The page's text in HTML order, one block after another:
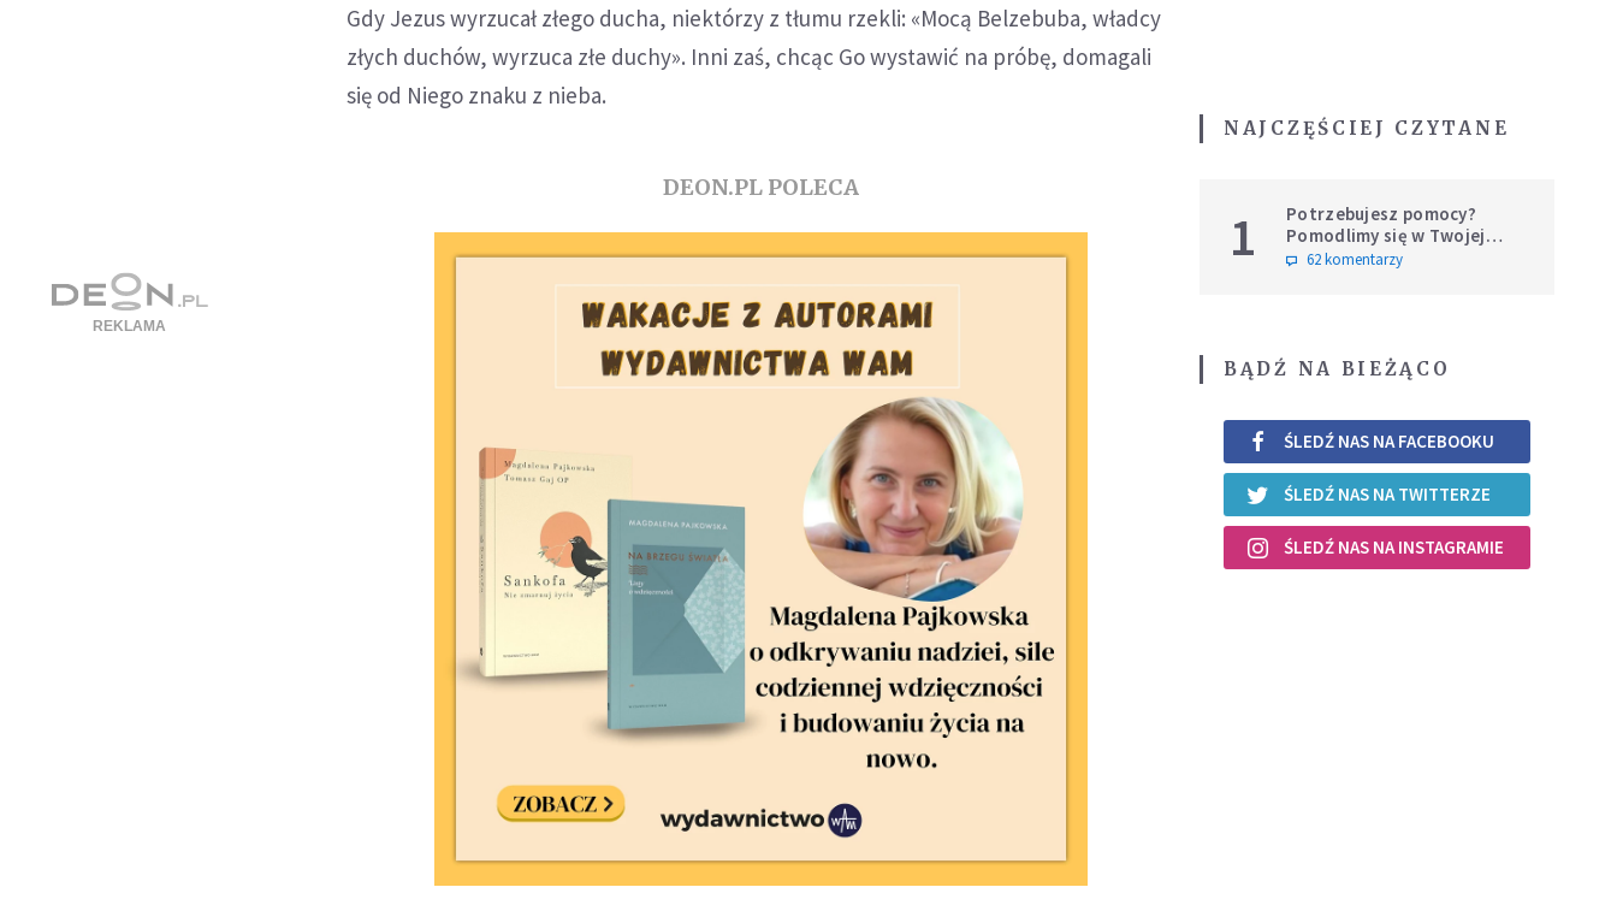
Gdy Jezus wyrzucał złego ducha, niektórzy z tłumu rzekli: «Mocą Belzebuba, władcy
złych duchów, wyrzuca złe duchy». Inni zaś, chcąc Go wystawić na próbę, domagali
się od Niego znaku z nieba.
DEON.PL POLECA
NAJCZĘŚCIEJ CZYTANE
1
Potrzebujesz pomocy?
Pomodlimy się w Twojej
intencji
62 komentarzy
BĄDŹ NA BIEŻĄCO
ŚLEDŹ NAS NA FACEBOOKU
ŚLEDŹ NAS NA TWITTERZE
ŚLEDŹ NAS NA INSTAGRAMIE